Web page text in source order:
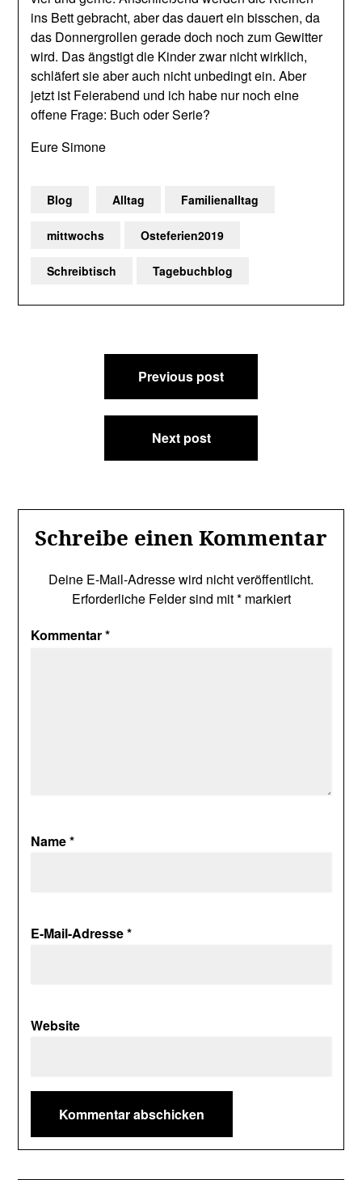
ins Bett gebracht, aber das dauert ein bisschen, da
das Donnergrollen gerade doch noch zum Gewitter
wird. Das ängstigt die Kinder zwar nicht wirklich,
schläfert sie aber auch nicht unbedingt ein. Aber
jetzt ist Feierabend und ich habe nur noch eine
offene Frage: Buch oder Serie?
Eure Simone
Blog Alltag Familienalltag
mittwochs Osteferien2019
Schreibtisch Tagebuchblog
Beitragsnavigation
Previous post
Next post
Schreibe einen Kommentar
Deine E-Mail-Adresse wird nicht veröffentlicht.
Erforderliche Felder sind mit*markiert
Kommentar*
Name*
E-Mail-Adresse*
Website